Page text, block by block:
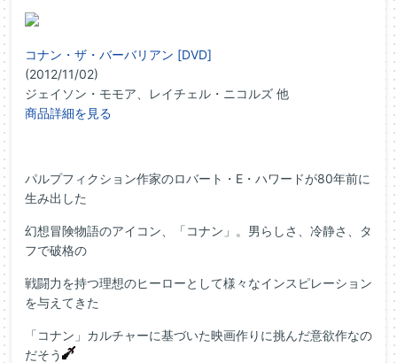
コナン・ザ・バーバリアン [DVD]
(2012/11/02)
ジェイソン・モモア、レイチェル・ニコルズ 他
商品詳細を見る
パルプフィクション作家のロバート・E・ハワードが80年前に
生み出した
幻想冒険物語のアイコン、「コナン」。男らしさ、冷静さ、タ
フで破格の
戦闘力を持つ理想のヒーローとして様々なインスピレーション
を与えてきた
「コナン」カルチャーに基づいた映画作りに挑んだ意欲作なの
だそう